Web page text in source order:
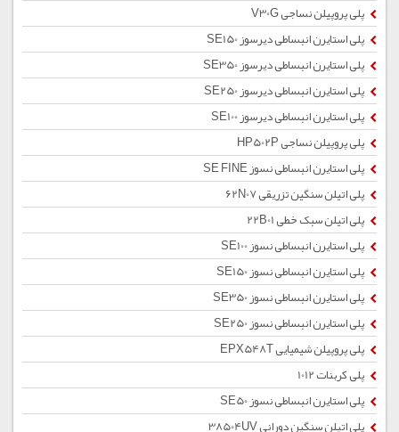
پلی پروپیلن نساجی V30G
پلی استایرن انبساطی دیرسوز SE150
پلی استایرن انبساطی دیرسوز SE350
پلی استایرن انبساطی دیرسوز SE250
پلی استایرن انبساطی دیرسوز SE100
پلی پروپیلن نساجی HP502P
پلی استایرن انبساطی نسوز SE FINE
پلی اتیلن سنگین تزریقی 62N07
پلی اتیلن سبک خطی 22B01
پلی استایرن انبساطی نسوز SE100
پلی استایرن انبساطی نسوز SE150
پلی استایرن انبساطی نسوز SE350
پلی استایرن انبساطی نسوز SE250
پلی پروپیلن شیمیایی EPX548T
پلی کربنات 1012
پلی استایرن انبساطی نسوز SE50
پلی اتیلن سنگین دورانی 38504UV